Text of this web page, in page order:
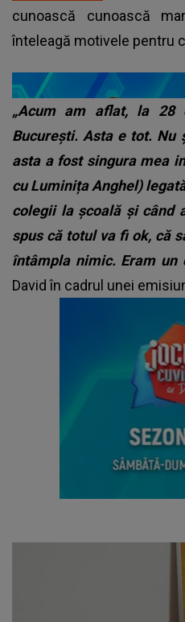
cunoască cunoască
înteleagă motivele pentru
„Acum am aflat, la
București. Asta e tot.
asta a fost singura mea
cu Luminița Anghel)
colegii la școală și când
spus că totul va fi ok, că
întâmpla nimic. Eram un
David în cadrul unei